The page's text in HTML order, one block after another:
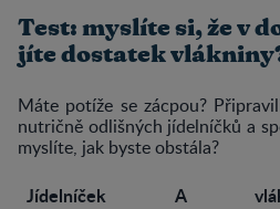
Test: myslíte si, že v
jíte dostatek
Máte potíže se zácpou?
nutričně odlišných jídelníčků a
myslíte, jak byste obstála?
Jídelníček A